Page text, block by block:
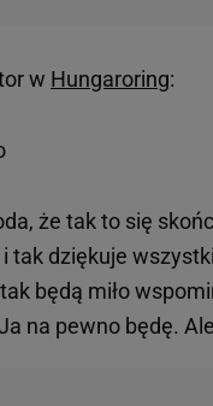
w Hungaroring:
że tak to się
tak dziękuje
będą miło
na pewno będę.